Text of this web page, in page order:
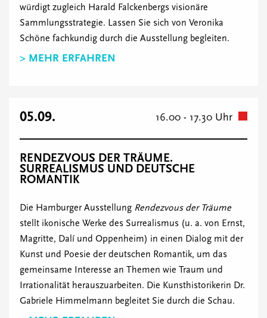
würdigt zugleich Harald Falckenbergs visionäre
Sammlungsstrategie. Lassen Sie sich von Veronika
Schöne fachkundig durch die Ausstellung begleiten.
> MEHR ERFAHREN
05.09. 16.00 - 17.30 Uhr
RENDEZVOUS DER TRÄUME.
SURREALISMUS UND DEUTSCHE
ROMANTIK
Die Hamburger Ausstellung Rendezvous der Träume
stellt ikonische Werke des Surrealismus (u. a. von Ernst,
Magritte, Dalí und Oppenheim) in einen Dialog mit der
Kunst und Poesie der deutschen Romantik, um das
gemeinsame Interesse an Themen wie Traum und
Irrationalität herauszuarbeiten. Die Kunsthistorikerin Dr.
Gabriele Himmelmann begleitet Sie durch die Schau.